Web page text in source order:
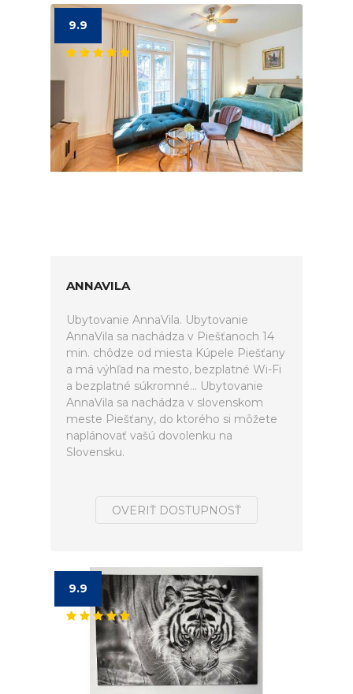
9.9
ANNAVILA
Ubytovanie AnnaVila. Ubytovanie
AnnaVila sa nachádza v Piešťanoch 14
min. chôdze od miesta Kúpele Piešťany
a má výhľad na mesto, bezplatné Wi-Fi
a bezplatné súkromné... Ubytovanie
AnnaVila sa nachádza v slovenskom
meste Piešťany, do ktorého si môžete
naplánovať vašú dovolenku na
Slovensku.
OVERIŤ DOSTUPNOSŤ
9.9